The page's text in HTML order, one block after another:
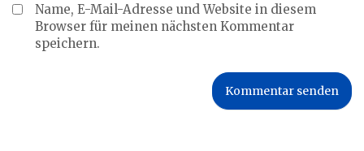
Name, E-Mail-Adresse und Website in diesem
Browser für meinen nächsten Kommentar
speichern.